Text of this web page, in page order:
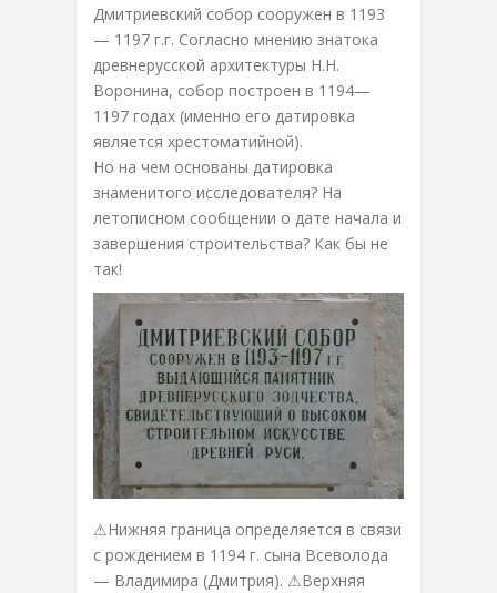
Дмитриевский собор сооружен в 1193
— 1197 г.г. Согласно мнению знатока
древнерусской архитектуры Н.Н.
Воронина, собор построен в 1194—
1197 годах (именно его датировка
является хрестоматийной).
Но на чем основаны датировка
знаменитого исследователя? На
летописном сообщении о дате начала и
завершения строительства? Как бы не
так!
⚠Нижняя граница определяется в связи
с рождением в 1194 г. сына Всеволода
— Владимира (Дмитрия). ⚠Верхняя